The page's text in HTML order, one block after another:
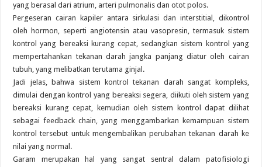
yang berasal dari atrium, arteri pulmonalis dan otot polos.
Pergeseran cairan kapiler antara sirkulasi dan interstitial, dikontrol
oleh hormon, seperti angiotensin atau vasopresin, termasuk sistem
kontrol yang bereaksi kurang cepat, sedangkan sistem kontrol yang
mempertahankan tekanan darah jangka panjang diatur oleh cairan
tubuh, yang melibatkan terutama ginjal.
Jadi jelas, bahwa sistem kontrol tekanan darah sangat kompleks,
dimulai dengan kontrol yang bereaksi segera, diikuti oleh sistem yang
bereaksi kurang cepat, kemudian oleh sistem kontrol dapat dilihat
sebagai feedback chain, yang menggambarkan kemampuan sistem
kontrol tersebut untuk mengembalikan perubahan tekanan darah ke
nilai yang normal.
Garam merupakan hal yang sangat sentral dalam patofisiologi